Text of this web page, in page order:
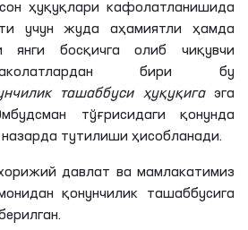
ҳуқуқлари кафолатланишида
учун жуда аҳамиятли ҳамда
янги босқичга олиб чиқувчи
бири бу
ташаббуси ҳуқуқигаэга
тўғрисидаги қонунда
тутилиши ҳисобланади.
давлат ва мамлакатимиз
қонунчилик ташаббусига